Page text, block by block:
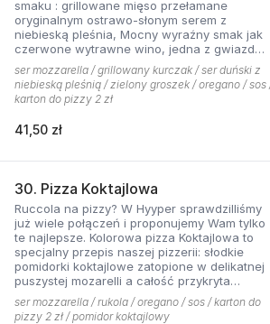
smaku : grillowane mięso przełamane
oryginalnym ostrawo-słonym serem z
niebieską pleśnia, Mocny wyraźny smak jak
czerwone wytrawne wino, jedna z gwiazd
kolekcji pizzerii Hyyper.
ser mozzarella / grillowany kurczak / ser duński z
niebieską pleśnią / zielony groszek / oregano / sos
karton do pizzy 2 zł
41,50 zł
30. Pizza Koktajlowa
Ruccola na pizzy? W Hyyper sprawdzilliśmy
już wiele połączeń i proponujemy Wam tylko
te najlepsze. Kolorowa pizza Koktajlowa to
specjalny przepis naszej pizzerii: słodkie
pomidorki koktajlowe zatopione w delikatnej
puszystej mozarelli a całość przykryta
ostrawą w smaku sałatą! To bardzo włoska w
smaku i wyglądzie pizza.
ser mozzarella / rukola / oregano / sos / karton do
pizzy 2 zł / pomidor koktajlowy